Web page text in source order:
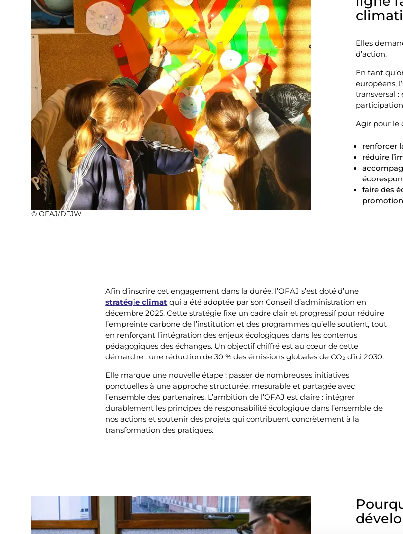
Elles
d’action.
En tant
européens,
transversal :
Agir pour le
renforcer
réduire
faire des
promotion
© OFAJ/DFJW
Afin d’inscrire cet engagement dans la durée, l’OFAJ s’est doté d’une
stratégie climat qui a été adoptée par son Conseil d’administration en
décembre 2025. Cette stratégie fixe un cadre clair et progressif pour réduire
l’empreinte carbone de l’institution et des programmes qu’elle soutient, tout
en renforçant l’intégration des enjeux écologiques dans les contenus
pédagogiques des échanges. Un objectif chiffré est au cœur de cette
démarche : une réduction de 30 % des émissions globales de CO₂ d’ici 2030.
Elle marque une nouvelle étape : passer de nombreuses initiatives
ponctuelles à une approche structurée, mesurable et partagée avec
l’ensemble des partenaires. L’ambition de l’OFAJ est claire : intégrer
durablement les principes de responsabilité écologique dans l’ensemble de
nos actions et soutenir des projets qui contribuent concrètement à la
transformation des pratiques.